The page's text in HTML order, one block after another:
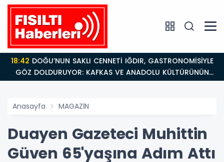
18:26Fısıltı Haberleri Iğdır Tanıtımları Devam Ediyor:
Türkiye’nin Doğu Kapısı Iğdır’ın Saklı
Keşfedilmeyi Bekliyor
Anasayfa MAGAZİN
Duayen Gazeteci Muhittin
Güven 65'yaşına Adım Attı